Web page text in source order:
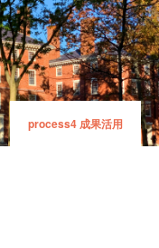
process4 成果活用